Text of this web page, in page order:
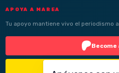
APOYA A MAREA
Tu apoyo mantiene vivo el periodismo
Become